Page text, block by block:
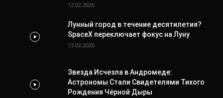
12.02.2026
Лунный город в течение десятилетия?
SpaceX переключает фокус на Луну
13.02.2026
Звезда Исчезла в Андромеде:
Астрономы Стали Свидетелями Тихого
Рождения Чёрной Дыры